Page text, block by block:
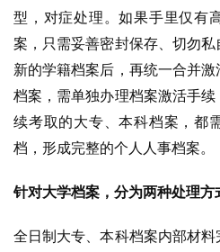
型，对症处理。如果手里仅有
案，只需妥善密封保存、切勿
新的学籍档案后，再统一合并
档案，需单独办理档案激活手
续考取的大专、本科档案，都
档，形成完整的个人人事档案。
针对大学档案，分为两种处理方
全日制大专、本科档案内部材